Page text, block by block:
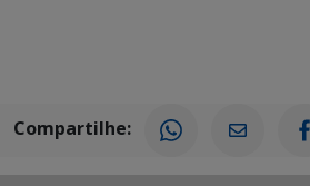
Compartilhe: